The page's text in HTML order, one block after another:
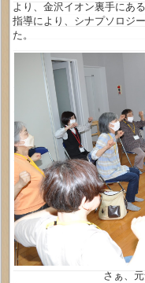
より、金沢イオン裏手にある
指導により、シナプソロジ
た。
さぁ、